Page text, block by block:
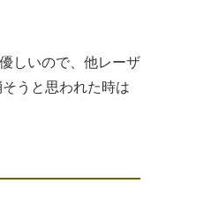
しいので、他レーザ
うと思われた時は